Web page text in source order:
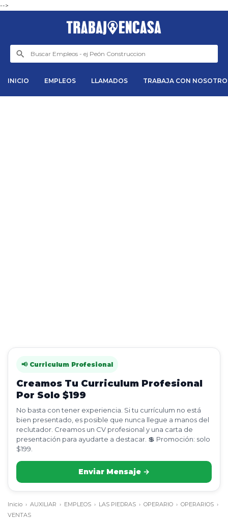
-->
INICIO EMPLEOS LLAMADOS TRABAJA CON
📢 Curriculum Profesional
Creamos Tu Curriculum Profesional
Por Solo $199
No basta con tener experiencia. Si tu currículum no está
bien presentado, es posible que nunca llegue a manos del
reclutador. Creamos un CV profesional y una carta de
presentación para ayudarte a destacar. 💲 Promoción: solo
$199.
Enviar Mensaje →
Inicio › AUXILIAR › EMPLEOS › LAS PIEDRAS › OPERARIO › OPERARIOS ›
VENTAS